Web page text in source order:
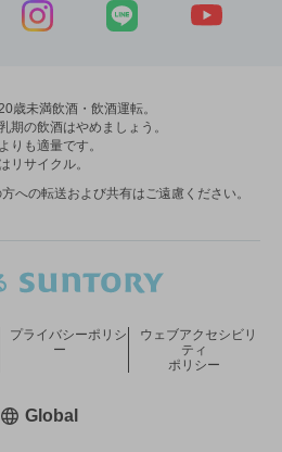
歳未満飲酒・飲酒運転。
期の飲酒はやめましょう。
りも適量です。
リサイクル。
への転送および共有はご遠慮ください。
プライバシーポリシ
ー
ウェブアクセシビリ
ティ
ポリシー
Global新しいウィンドウで開く